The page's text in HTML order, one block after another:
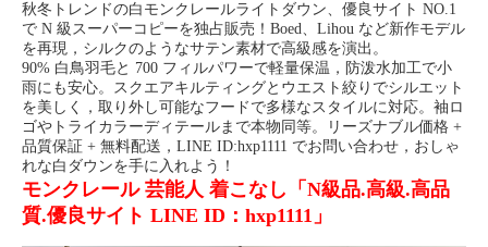
秋冬トレンドの白モンクレールライトダウン、優良サイト NO.1
で N 級スーパーコピーを独占販売！Boed、Lihou など新作モデル
を再現，シルクのようなサテン素材で高級感を演出。
90% 白鳥羽毛と 700 フィルパワーで軽量保温，防泼水加工で小
雨にも安心。スクエアキルティングとウエスト絞りでシルエット
を美しく，取り外し可能なフードで多様なスタイルに対応。袖ロ
ゴやトライカラーディテールまで本物同等。リーズナブル価格 +
品質保証 + 無料配送，LINE ID:hxp1111 でお問い合わせ，おしゃ
れな白ダウンを手に入れよう！
モンクレール 芸能人 着こなし「N級品.高級.高品
質.優良サイト LINE ID：hxp1111」